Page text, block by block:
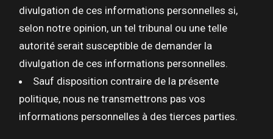
divulgation de ces informations personnelles si,
selon notre opinion, un tel tribunal ou une telle
autorité serait susceptible de demander la
divulgation de ces informations personnelles.
Sauf disposition contraire de la présente
politique, nous ne transmettrons pas vos
informations personnelles à des tierces parties.